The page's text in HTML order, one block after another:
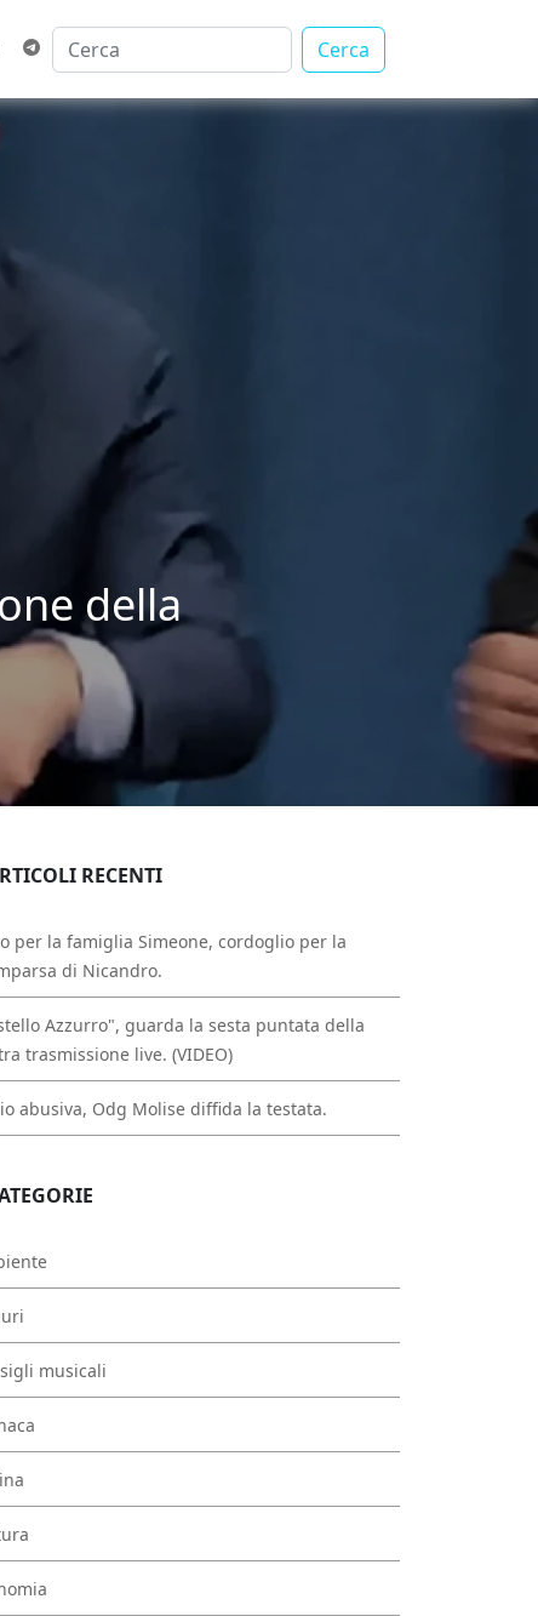
Cerca
della
RECENTI
per la famiglia Simeone, cordoglio per la
di Nicandro.
Azzurro", guarda la sesta puntata della
trasmissione live. (VIDEO)
abusiva, Odg Molise diffida la testata.
musicali